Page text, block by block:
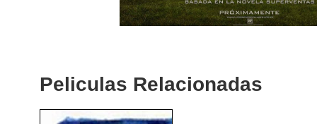
Peliculas Relacionadas